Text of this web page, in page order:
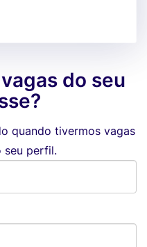
do seu
quando tivermos vagas
seu perfil.